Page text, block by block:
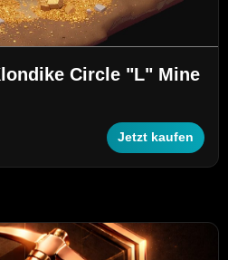
Circle "L" Mine
Jetzt kaufen